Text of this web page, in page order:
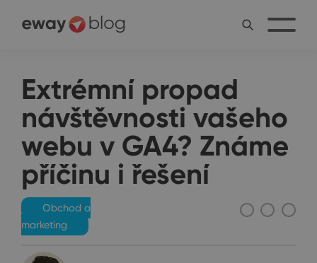
Extrémní propad
návštěvnosti vašeho
webu v GA4? Známe
příčinu i řešení
Obchod a
marketing